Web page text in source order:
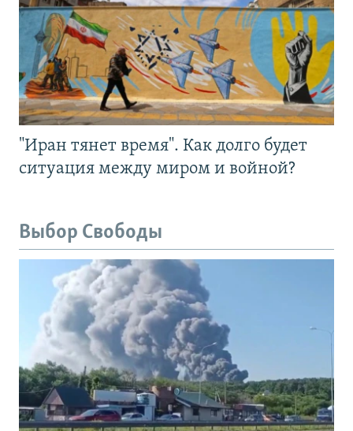
"Иран тянет время". Как долго будет
ситуация между миром и войной?
Выбор Свободы